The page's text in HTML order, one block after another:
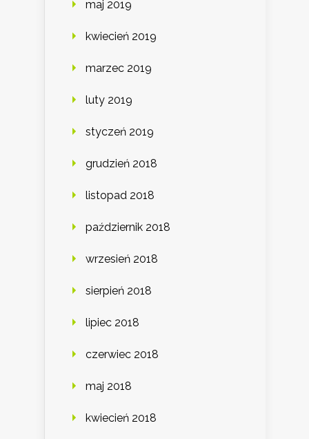
maj 2019
kwiecień 2019
marzec 2019
luty 2019
styczeń 2019
grudzień 2018
listopad 2018
październik 2018
wrzesień 2018
sierpień 2018
lipiec 2018
czerwiec 2018
maj 2018
kwiecień 2018